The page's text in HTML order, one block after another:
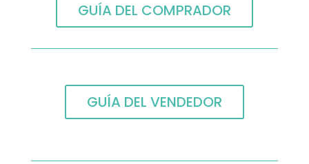
GUÍA DEL COMPRADOR
GUÍA DEL VENDEDOR